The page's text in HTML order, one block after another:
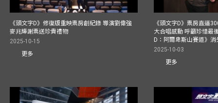
《頭文字D》修復版重映票房創紀錄 導演劉偉強
麥兆輝謝票送珍貴禮物
2025-10-15
更多
《頭文字D》票房直逼
大合唱感動 呼籲珍惜最
D：阿爾卑斯山賽道》消
2025-10-03
更多